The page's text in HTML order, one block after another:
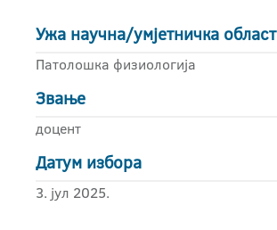
Ужа научна/умјетничка област
Патолошка физиологија
Звање
доцент
Датум избора
3. јул 2025.